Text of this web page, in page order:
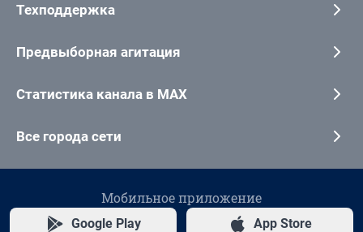
Техподдержка
Предвыборная агитация
Статистика канала в MAX
Все города сети
Мобильное приложение
Google Play App Store